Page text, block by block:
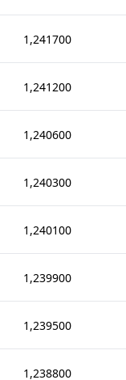
1,241700
1,241200
1,240600
1,240300
1,240100
1,239900
1,239500
1,238800